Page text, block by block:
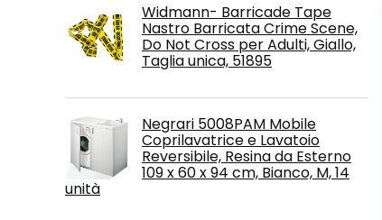
Widmann- Barricade Tape
Nastro Barricata Crime Scene,
Do Not Cross per Adulti, Giallo,
Taglia unica, 51895
Negrari 5008PAM Mobile
Coprilavatrice e Lavatoio
Reversibile, Resina da Esterno
109 x 60 x 94 cm, Bianco, M, 14
unità